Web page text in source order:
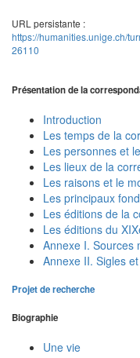
URL persistante :
https://humanities.unige.ch/
26110
Présentation de la
Introduction
Les temps de la
Les personnes et
Les lieux de la
Les raisons et le
Les principaux
Les éditions de la
Les éditions du
Annexe I. Sources
Annexe II. Sigles
Projet de recherche
Biographie
Une vie